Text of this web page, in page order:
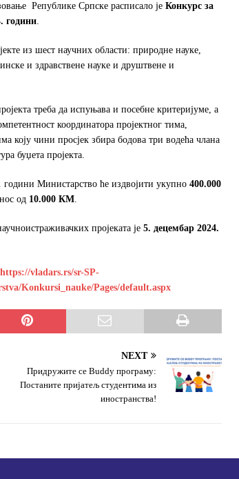
Републике Српске расписало је Конкурс за
години.
из шест научних области: природне науке,
и здравствене науке и друштвене и
треба да испуњава и посебне критеријуме, а
координатора пројектног тима,
коју чини просјек збира бодова три водећа члана
буџета пројекта.
години Министарство ће издвојити укупно 400.000
од 10.000 КМ.
пројеката је 5. децембар 2024.
https://vladars.rs/sr-SP-
Konkursi_nauke/Pages/default.aspx
NEXT
Придружите се Buddy програму:
Постаните пријатељ студентима из
иностранства!